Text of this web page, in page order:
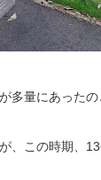
多量にあった
、この時期、